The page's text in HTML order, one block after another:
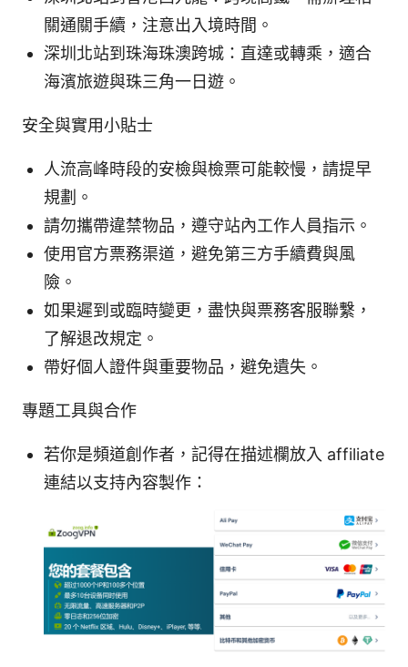
關通關手續，注意出入境時間。
深圳北站到珠海珠澳跨城：直達或轉乘，適合
海濱旅遊與珠三角一日遊。
安全與實用小貼士
人流高峰時段的安檢與檢票可能較慢，請提早
規劃。
請勿攜帶違禁物品，遵守站內工作人員指示。
使用官方票務渠道，避免第三方手續費與風
險。
如果遲到或臨時變更，盡快與票務客服聯繫，
了解退改規定。
帶好個人證件與重要物品，避免遺失。
專題工具與合作
若你是頻道創作者，記得在描述欄放入 affiliate
連結以支持內容製作：